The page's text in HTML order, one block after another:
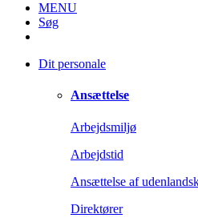
MENU
Søg
Dit personale
Ansættelse
Arbejdsmiljø
Arbejdstid
Ansættelse af
Direktører